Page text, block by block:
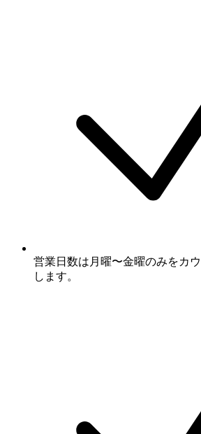
営業日数は月曜〜金曜のみをカ
します。